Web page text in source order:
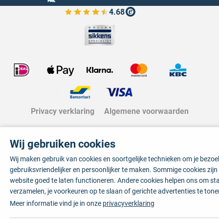
4.68
Bekijk de verfplaza beoordelingen
Privacy verklaring Algemene voorwaarden
Wij gebruiken cookies
Wij maken gebruik van cookies en soortgelijke technieken om je
gebruiksvriendelijker en persoonlijker te maken. Sommige cookies
website goed te laten functioneren. Andere cookies helpen ons om
verzamelen, je voorkeuren op te slaan of gerichte advertenties te
Meer informatie vind je in onze privacyverklaring